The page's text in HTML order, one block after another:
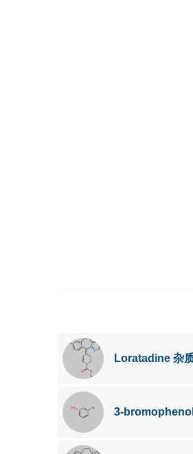
Loratadine 杂
3-